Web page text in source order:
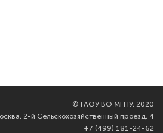
© ГАОУ ВО МГПУ, 2020
2-й Сельскохозяйственный проезд, 4
+7 (499) 181-24-62